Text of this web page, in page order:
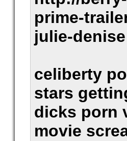
prime-
julie-denise
celiberty
stars
dicks porn
movie